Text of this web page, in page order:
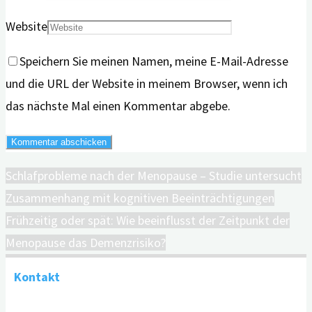
Website
Speichern Sie meinen Namen, meine E-Mail-Adresse
und die URL der Website in meinem Browser, wenn ich
das nächste Mal einen Kommentar abgebe.
Schlafprobleme nach der Menopause – Studie untersucht
Zusammenhang mit kognitiven Beeinträchtigungen
Frühzeitig oder spät: Wie beeinflusst der Zeitpunkt der
Menopause das Demenzrisiko?
Kontakt